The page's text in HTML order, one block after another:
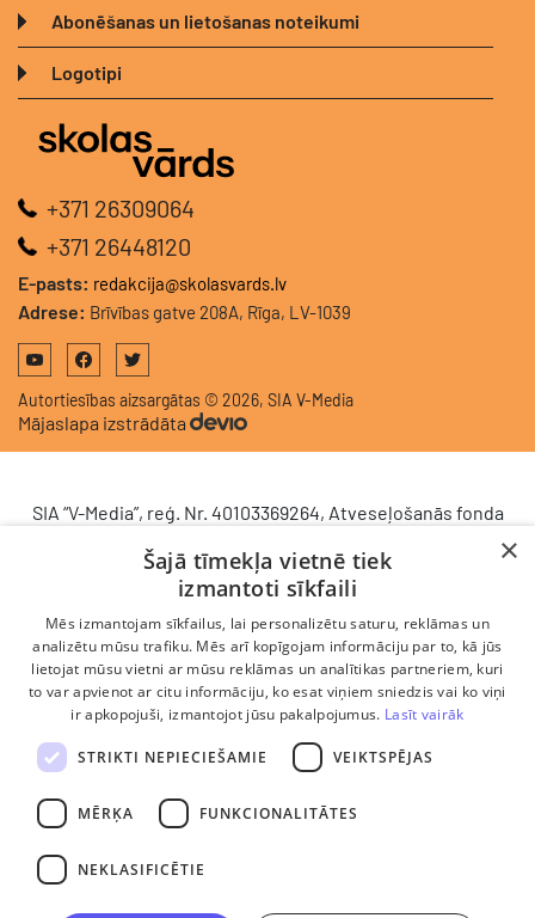
Abonēšanas un lietošanas noteikumi
Logotipi
+371 26309064
+371 26448120
E-pasts: redakcija@skolasvards.lv
Adrese: Brīvības gatve 208A, Rīga, LV-1039
Autortiesības aizsargātas © 2026, SIA V-Media
Mājaslapa izstrādāta
SIA “V-Media”, reģ. Nr. 40103369264, Atveseļošanās fonda
komercdarbības procesu uzlabošanā - ieviesta klientu
attiecību pārvaldības sistēma (CRM). 2024. gada 16.
decembrī tika noslēgts līgums Nr. 9.2-17-L-2024/928 ar
Latvijas Investīciju un attīstības aģentūru par atbalsta
saņemšanu saskaņā ar Atveseļošanas un noturības
mehānisma plāna 2. komponenti “Digitālā transformācija”
(atbalsta pieteikuma Nr. DIGI/2024/1253). Projekta ietvaros
ieviesta klientu un darba procesu pārvaldības sistēma
Scoro, uzlabojot pārdošanas procesu, centralizējot klientu
datubāzi un darījumu plūsmu, kā arī nodrošinot pārskatāmu,
efektīvu pārdošanas nodaļas darbu un precīzāku rezultātu
×
Šajā tīmekļa vietnē tiek
izmantoti sīkfaili
Mēs izmantojam sīkfailus, lai personalizētu saturu, reklāmas un
analizētu mūsu trafiku. Mēs arī kopīgojam informāciju par to, kā jūs
lietojat mūsu vietni ar mūsu reklāmas un analītikas partneriem, kuri
to var apvienot ar citu informāciju, ko esat viņiem sniedzis vai ko viņi
ir apkopojuši, izmantojot jūsu pakalpojumus. Lasīt vairāk
STRIKTI NEPIECIEŠAMIE VEIKTSPĒJAS
MĒRĶA FUNKCIONALITĀTES
NEKLASIFICĒTIE